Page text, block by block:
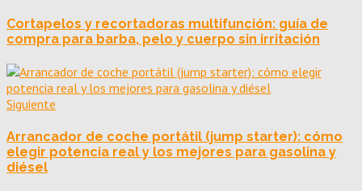
Cortapelos y recortadoras multifunción: guía de
compra para barba, pelo y cuerpo sin irritación
Siguiente
Arrancador de coche portátil (jump starter): cómo
elegir potencia real y los mejores para gasolina y
diésel